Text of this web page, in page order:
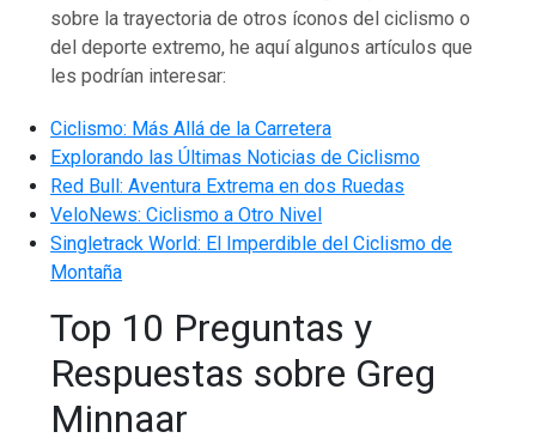
sobre la trayectoria de otros íconos del ciclismo o
del deporte extremo, he aquí algunos artículos que
les podrían interesar:
Ciclismo: Más Allá de la Carretera
Explorando las Últimas Noticias de Ciclismo
Red Bull: Aventura Extrema en dos Ruedas
VeloNews: Ciclismo a Otro Nivel
Singletrack World: El Imperdible del Ciclismo de
Montaña
Top 10 Preguntas y
Respuestas sobre Greg
Minnaar